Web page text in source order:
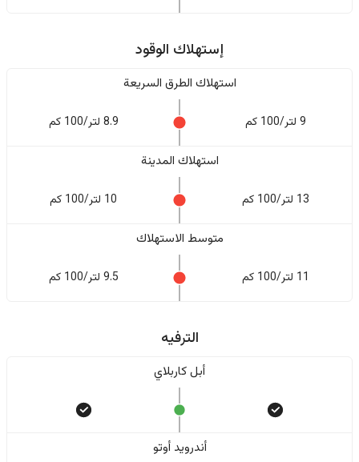
إستهلاك الوقود
استهلاك الطرق السريعة
9 لتر/100 كم 8.9 لتر/100 كم
استهلاك المدينة
13 لتر/100 كم 10 لتر/100 كم
متوسط الاستهلاك
11 لتر/100 كم 9.5 لتر/100 كم
الترفيه
أبل كاربلاي
أندرويد أوتو